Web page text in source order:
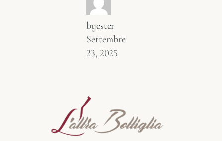
byester
Settembre
23, 2025